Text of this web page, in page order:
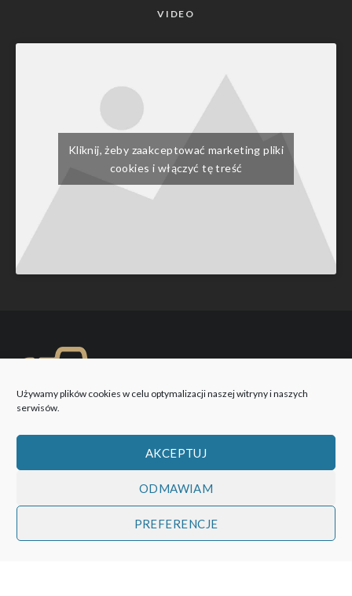
Używamy plików cookies w celu optymalizacji naszej witryny i naszych
serwisów.
AKCEPTUJ
ODMAWIAM
PREFERENCJE
VIDEO
Kliknij, żeby zaakceptować marketing pliki
cookies i włączyć tę treść
WOBIEKTYW © 2026 Wszystkie prawa zastrzeżone!